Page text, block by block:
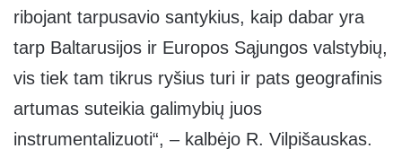
ribojant tarpusavio santykius, kaip dabar yra
tarp Baltarusijos ir Europos Sąjungos valstybių,
vis tiek tam tikrus ryšius turi ir pats geografinis
artumas suteikia galimybių juos
instrumentalizuoti“, – kalbėjo R. Vilpišauskas.